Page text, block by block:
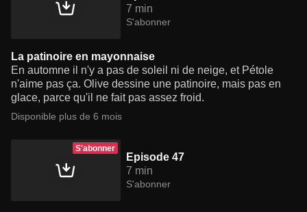
7 min
S'abonner
La patinoire en mayonnaise
En automne il n'y a pas de soleil ni de neige, et Pétole
n'aime pas ça. Olive dessine une patinoire, mais pas en
glace, parce qu'il ne fait pas assez froid.
Disponible plus de 6 mois
S'abonner
Episode 47
7 min
S'abonner